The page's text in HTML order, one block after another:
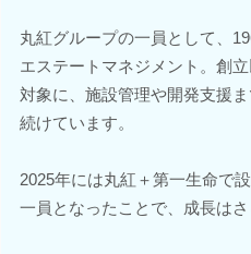
丸紅グループの一員として、
エステートマネジメント。創
対象に、施設管理や開発支援
続けています。
2025年には丸紅＋第一生命で
一員となったことで、成長はさ